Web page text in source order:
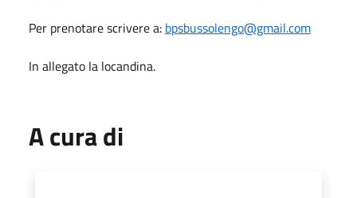
Per prenotare scrivere a: bpsbussolengo@gmail.com
In allegato la locandina.
A cura di